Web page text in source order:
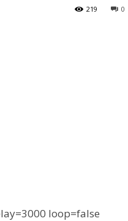
0
219
loop=false